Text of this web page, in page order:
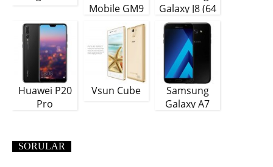
Mobile GM9
Galaxy J8 (64
GB)
Huawei P20
Pro
Vsun Cube
Samsung
Galaxy A7
SORULAR